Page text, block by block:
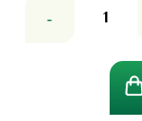
товара